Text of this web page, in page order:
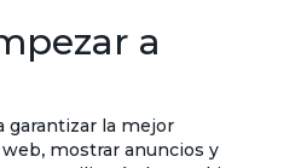
sobre últimas colecciones,
a
garantizar la mejor
mostrar anuncios y